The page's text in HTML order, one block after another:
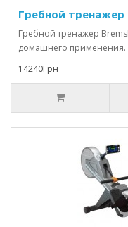
Гребной тренажер
Гребной тренажер
домашнего применения.
14240Грн